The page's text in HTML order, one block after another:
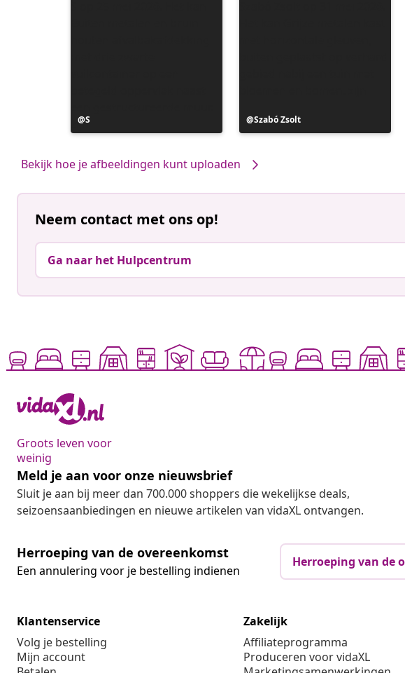
Bericht
gepubliceerd
S
Bericht
gepubliceerd
Szabó Zsolt
Bekijk hoe je afbeeldingen kunt uploaden
Neem contact met ons op!
Ga naar het Hulpcentrum
Groots leven voor
weinig
Meld je aan voor onze nieuwsbrief
Sluit je aan bij meer dan 700.000 shoppers die wekelijkse deals,
seizoensaanbiedingen en nieuwe artikelen van vidaXL ontvangen.
Herroeping van de overeenkomst
Een annulering voor je bestelling indienen
Herroeping van de
Klantenservice
Volg je bestelling
Mijn account
Zakelijk
Affiliateprogramma
Produceren voor vidaXL